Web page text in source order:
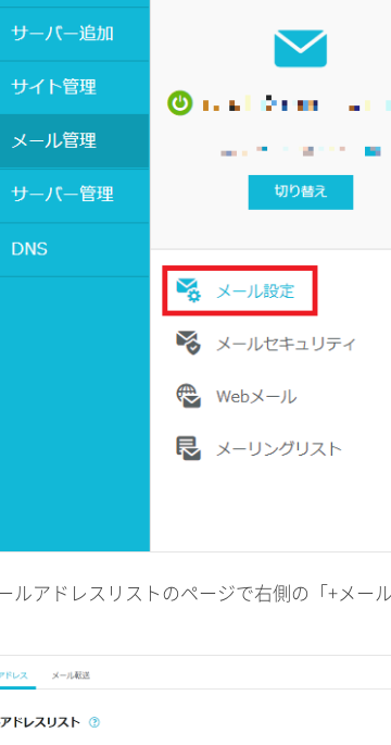
ルアドレスリストのページで右側の「+メー